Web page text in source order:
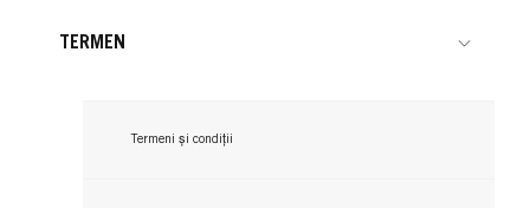
TERMEN
Termeni și condiții